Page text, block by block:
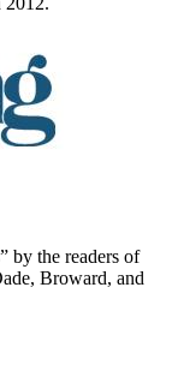
by the readers of
Broward, and